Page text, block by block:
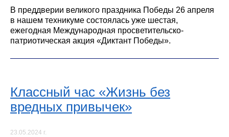
В преддверии великого праздника Победы 26 апреля
в нашем техникуме состоялась уже шестая,
ежегодная Международная просветительско-
патриотическая акция «Диктант Победы».
Классный час «Жизнь без
вредных привычек»
23.05.2024 г.